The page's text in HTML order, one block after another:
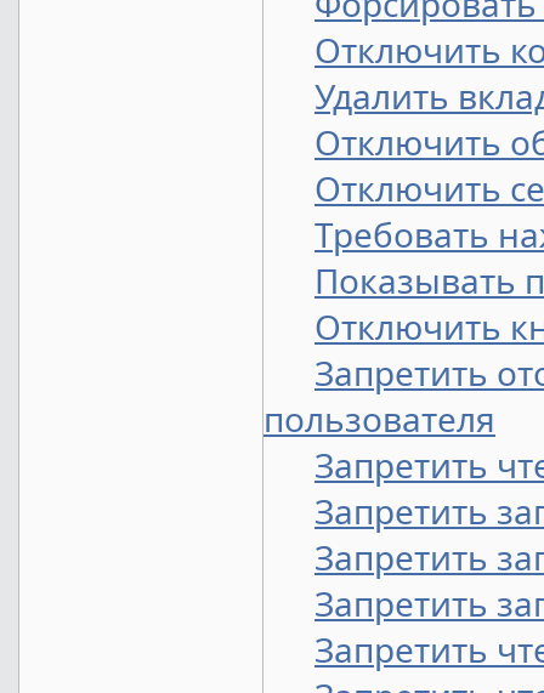
Отключить
Удалить
Отключить
Отключить
Требовать
Показывать
Отключить
Запретить
пользователя
Запретить
Запретить
Запретить
Запретить
Запретить